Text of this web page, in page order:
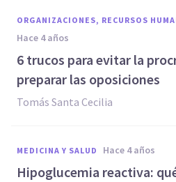
ORGANIZACIONES, RECURSOS
hace 4 años
6 trucos para evitar la
preparar las oposiciones
Tomás Santa Cecilia
MEDICINA Y SALUD hace 4 años
Hipoglucemia reactiva: